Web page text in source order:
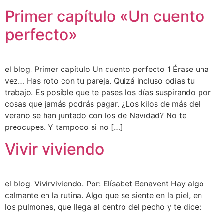
Primer capítulo «Un cuento
perfecto»
el blog. Primer capítulo Un cuento perfecto 1 Érase una
vez… Has roto con tu pareja. Quizá incluso odias tu
trabajo. Es posible que te pases los días suspirando por
cosas que jamás podrás pa­gar. ¿Los kilos de más del
verano se han juntado con los de Navi­dad? No te
preocupes. Y tampoco si no […]
Vivir viviendo
el blog. Vivirviviendo. Por: Elísabet Benavent Hay algo
calmante en la rutina. Algo que se siente en la piel, en
los pulmones, que llega al centro del pecho y te dice: